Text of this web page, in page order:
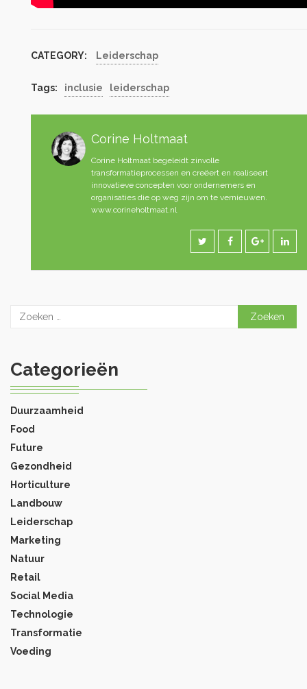
CATEGORY: Leiderschap
Tags: inclusie leiderschap
Corine Holtmaat
Corine Holtmaat begeleidt zinvolle
transformatieprocessen en creëert en realiseert
innovatieve concepten voor ondernemers en
organisaties die op weg zijn om te vernieuwen.
www.corineholtmaat.nl
Zoeken
Categorieën
Duurzaamheid
Food
Future
Gezondheid
Horticulture
Landbouw
Leiderschap
Marketing
Natuur
Retail
Social Media
Technologie
Transformatie
Voeding